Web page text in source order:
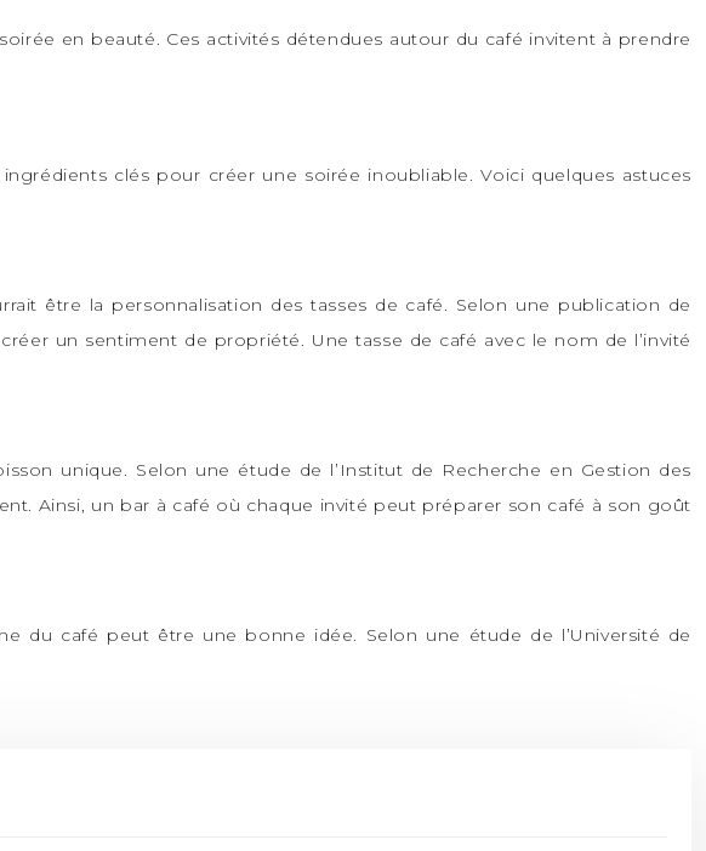
en beauté. Ces activités détendues autour du café invitent à prendre
clés pour créer une soirée inoubliable. Voici quelques astuces
être la personnalisation des tasses de café. Selon une publication de
un sentiment de propriété. Une tasse de café avec le nom de l’invité
unique. Selon une étude de l’Institut de Recherche en Gestion des
Ainsi, un bar à café où chaque invité peut préparer son café à son goût
du café peut être une bonne idée. Selon une étude de l’Université de